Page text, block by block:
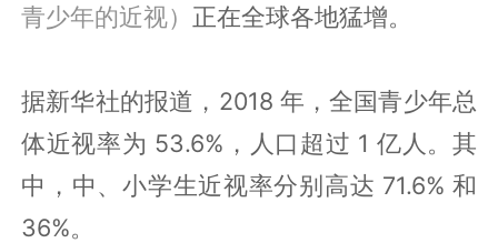
青少年的近视） 正在全球各地猛增。
据新华社的报道，2018 年，全国青少年总
体近视率为 53.6%，人口超过 1 亿人。其
中，中、小学生近视率分别高达 71.6% 和
36%。